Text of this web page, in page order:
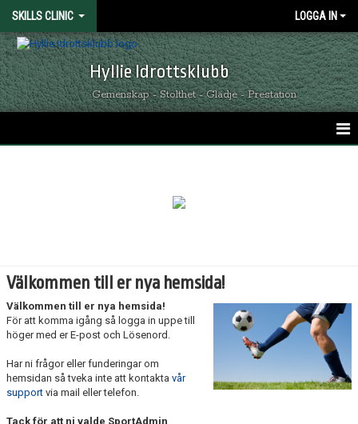
SKILLS CLINIC LOGGA IN
Hyllie Idrottsklubb
Gemenskap - Stolthet - Glädje - Prestation
BILDGALLERI
DOKUMENT
KONTAKT
Välkommen till er nya hemsida!
Välkommen till er nya hemsida!
För att komma igång så logga in uppe till
höger med er E-post och Lösenord.
Har ni frågor eller funderingar om
hemsidan så tveka inte att kontakta vår
support via mail eller telefon.
Tack för att ni valde SportAdmin